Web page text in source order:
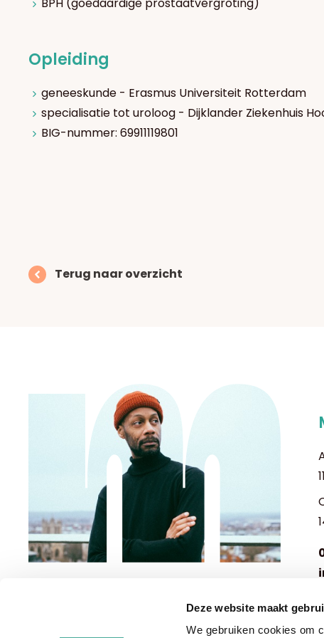
Deze website maakt
We gebruiken cookies om
Opleiding
geneeskunde - Erasmus Universiteit Rotterdam
specialisatie tot uroloog - Dijklander Ziekenhuis
BIG-nummer: 69911119801
Terug naar overzicht